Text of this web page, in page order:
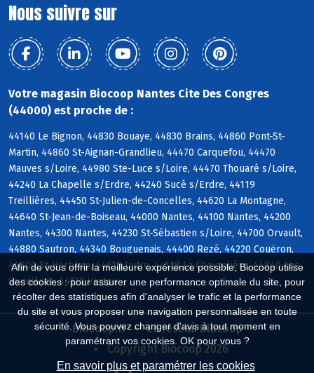
Afin de vous offrir la meilleure expérience possible, Biocoop utilise
des cookies : pour assurer une performance optimale du site, pour
récolter des statistiques afin d'analyser le trafic et la performance
du site et vous proposer une navigation personnalisée en toute
sécurité. Vous pouvez changer d'avis à tout moment en
paramétrant vos cookies. OK pour vous ?
En savoir plus et paramétrer les cookies
Nous suivre sur
Votre magasin Biocoop Nantes Cite Des Congres
(44000) est proche de :
44140 Le Bignon, 44830 Bouaye, 44830 Brains, 44860 Pont-St-
Martin, 44860 St-Aignan-Grandlieu, 44470 Carquefou, 44470
Mauves s/Loire, 44980 Ste-Luce s/Loire, 44470 Thouaré s/Loire,
44240 La Chapelle s/Erdre, 44240 Sucé s/Erdre, 44119
Treillières, 44450 St-Julien-de-Concelles, 44620 La Montagne,
44640 St-Jean-de-Boiseau, 44000 Nantes, 44100 Nantes, 44200
Nantes, 44300 Nantes, 44230 St-Sébastien s/Loire, 44700 Orvault,
44880 Sautron, 44340 Bouguenais, 44400 Rezé, 44220 Couëron,
44800 St-Herblain, 44610 Indre, 44118 La Chevrolière, 44840 Les
Sorinières, 44120 Vertou
Biocoop.fr
Le réseau Biocoop
Copyright Biocoop 2026